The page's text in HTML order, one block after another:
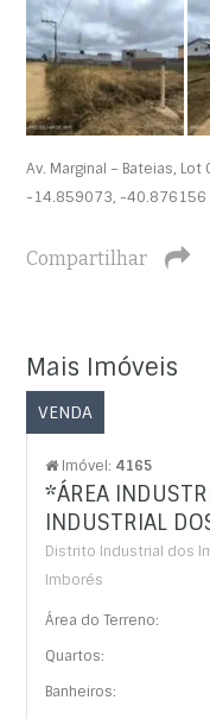
Av. Marginal – Bateias, Lot
-14.859073, -40.876156
Compartilhar
Mais Imóveis
VENDA
Imóvel: 4165
*ÁREA
INDUSTRIAL
Distrito Industrial dos
Imborés
Área do Terreno:
Quartos:
Banheiros: